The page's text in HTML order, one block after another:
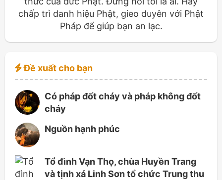
chấp trì danh hiệu Phật, gieo duyên với Phật
Pháp để giúp bạn an lạc.
Đề xuất cho bạn
Có pháp đốt cháy và pháp không đốt
cháy
Nguồn hạnh phúc
Tổ đình Vạn Thọ, chùa Huyền Trang
và tịnh xá Linh Sơn tổ chức Trung thu